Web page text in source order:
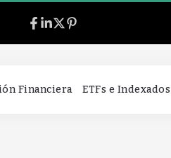
Financiera ETFs e Indexados